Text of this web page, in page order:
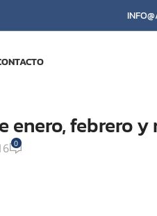
enero, febrero y
0